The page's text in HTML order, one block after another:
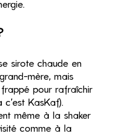
sirote chaude en
mère, mais
pour rafraîchir
c'est KasKaf).
même à la shaker
comme à la